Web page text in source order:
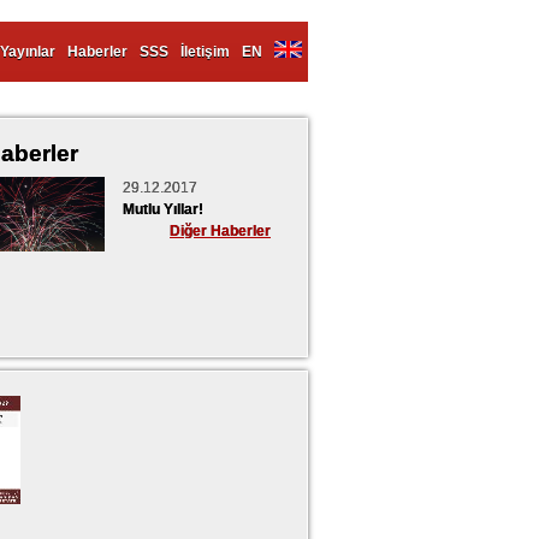
Yayınlar Haberler SSS İletişim EN
29.12.2017
Mutlu Yıllar!
Diğer Haberler